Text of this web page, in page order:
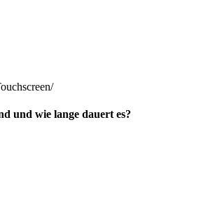
und wie lange dauert es?